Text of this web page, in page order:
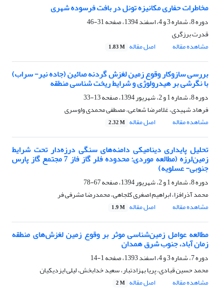
مخاطرات حفاری مکانیزه تونل در بافت فرسوده شهری
دوره 8، شماره 3 و 4، اسفند 1394، صفحه
31-46
قدرت برزگری
مشاهده مقاله
اصل مقاله 1.83 M
بررسی سازوکار وقوع زمین لغزش گردنه صائین (جاده نیر- سراب)
با نگرشی بر هیدرولوژی و شرایط ریخت شناسی منطقه
دوره 8، شماره 1 و 2، شهریور 1394، صفحه
13-33
فرهاد شهیدی، غلامرضا شعاعی، مصطفی محمدی واوسری
مشاهده مقاله
اصل مقاله 2.32 M
تحلیل پایداری دینامیکی دامنه‌های سنگی درزه‌دار تحت شرایط
زمین‌لرزه (مطالعه موردی: محدوده فلر گاز فاز 7 مجتمع گاز پارس
جنوبی- عسلویه)
دوره 8، شماره 1 و 2، شهریور 1394، صفحه
67-78
محمد آذرافزا، ابراهیم اصغری کلجاهی، محمدرضا مشرفی­ فر
مشاهده مقاله
اصل مقاله 1.9 M
مطالعه عوامل زمین‌شناسی موثر بر وقوع زمین لغزش‌های منطقه
زمان آباد، جنوب شرق همدان
دوره 7، شماره 3 و 4، اسفند 1393، صفحه
1-14
محمد حسین قبادی، پریا بهزادتبار، سعید خدابخش، لیلی ایزدی­کیان
مشاهده مقاله
اصل مقاله 2 M